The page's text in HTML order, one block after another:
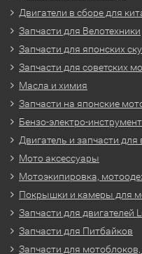
Двигатели в сборе для
Запчасти для Велотехники
Запчасти для японских
Запчасти для советских
Масла и химия
Запчасти на японские
Бензо-электро-
Двигатель и запчасти
Мото аксессуары
Мотоэкипировка,
Покрышки и камеры для
Запчасти для двигателей
Запчасти для Питбайков
Запчасти для